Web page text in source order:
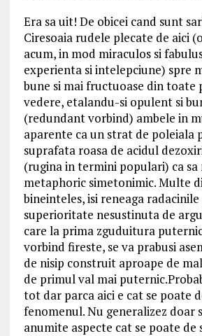
Era sa uit! De obicei cand sunt
Ciresoaia rudele plecate de aici
acum, in mod miraculos si
experienta si intelepciune) spre
bune si mai fructuoase din toate
vedere, etalandu-si opulent si
(redundant vorbind) ambele in
aparente ca un strat de poleiala
suprafata roasa de acidul
(rugina in termini populari) ca sa
metaphoric simetonimic. Multe
bineinteles, isi reneaga radacinile
superioritate nesustinuta de
care la prima zguduitura
vorbind fireste, se va prabusi
de nisip construit aproape de
de primul val mai
tot dar parca aici e cat se poate
fenomenul. Nu generalizez doar
anumite aspecte cat se poate de